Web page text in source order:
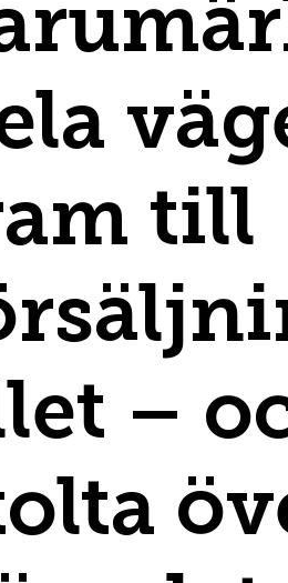
till
–